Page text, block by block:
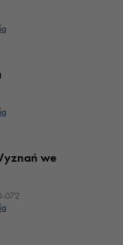
we
072